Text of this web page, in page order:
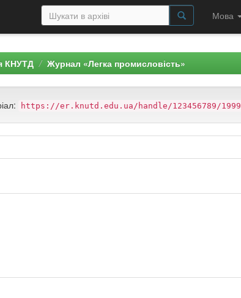
Мова
КНУТД Журнал «Легка промисловість»
https://er.knutd.edu.ua/handle/123456789/1999